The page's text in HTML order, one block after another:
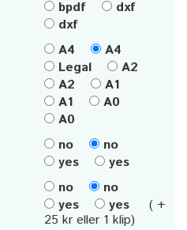
bpdf
dxf
dxf
A4
A4
Legal
A2
A2
A1
A1
A0
A0
no
no
yes
yes
no
no
yes
yes
( +
25 kr eller 1 klip)